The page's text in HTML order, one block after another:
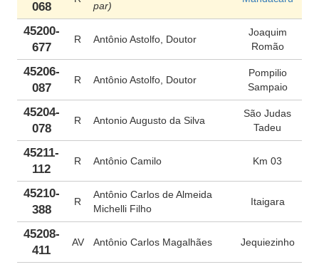
068
par)
45200-
677
R Antônio Astolfo, Doutor
Joaquim
Romão
45206-
087
R Antônio Astolfo, Doutor
Pompilio
Sampaio
45204-
078
R Antonio Augusto da Silva
São Judas
Tadeu
45211-
112
R Antônio Camilo Km 03
45210-
388
R
Antônio Carlos de Almeida
Michelli Filho
Itaigara
45208-
411
AV Antônio Carlos Magalhães Jequiezinho